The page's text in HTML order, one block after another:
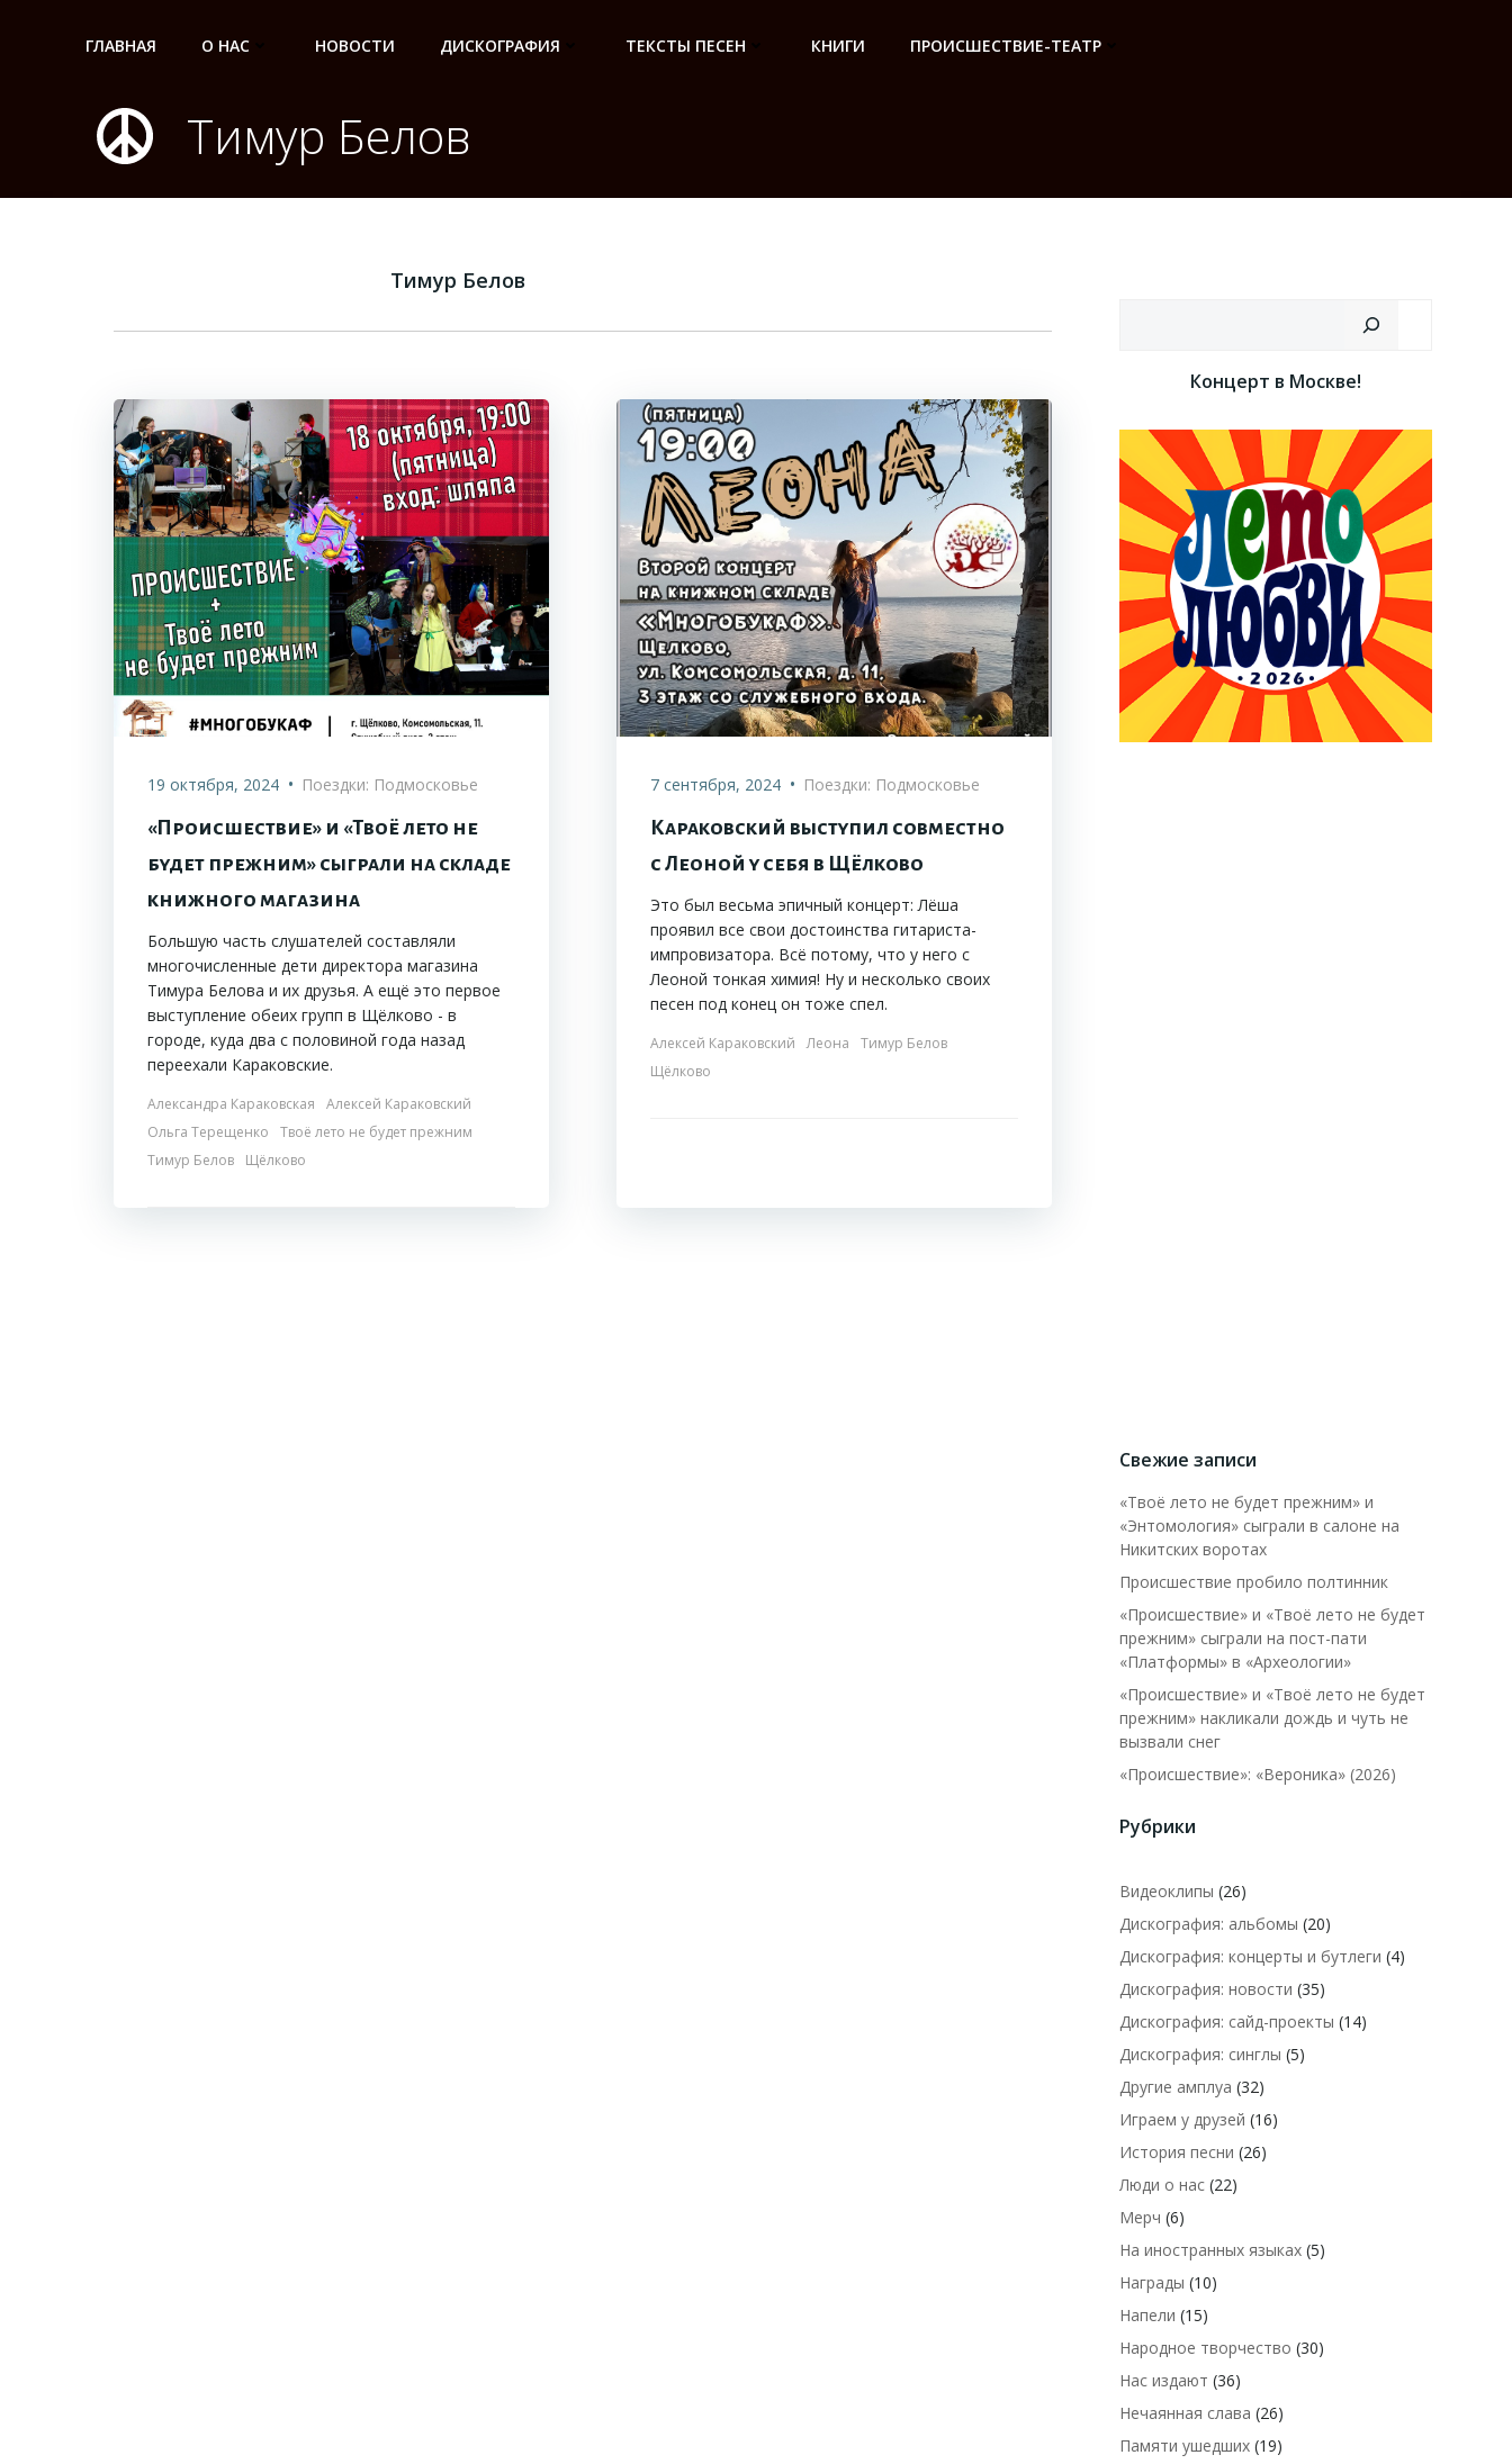
ГЛАВНАЯ О НАС НОВОСТИ ДИСКОГРАФИЯ ТЕКСТЫ ПЕСЕН КНИГИ ПРОИСШЕСТВИЕ-ТЕАТР
Тимур Белов
Тимур Белов
19 октября, 2024 • Поездки: Подмосковье
«Происшествие» и «Твоё лето не
будет прежним» сыграли на складе
книжного магазина
Большую часть слушателей составляли
многочисленные дети директора магазина
Тимура Белова и их друзья. А ещё это первое
выступление обеих групп в Щёлково - в
городе, куда два с половиной года назад
переехали Караковские.
Александра Караковская
Алексей Караковский
Ольга Терещенко
Твоё лето не будет прежним
Тимур Белов
Щёлково
7 сентября, 2024 • Поездки: Подмосковье
Караковский выступил совместно
с Леоной у себя в Щёлково
Это был весьма эпичный концерт: Лёша
проявил все свои достоинства гитариста-
импровизатора. Всё потому, что у него с
Леоной тонкая химия! Ну и несколько своих
песен под конец он тоже спел.
Алексей Караковский Леона
Тимур Белов
Щёлково
Концерт в Москве!
Свежие записи
«Твоё лето не будет прежним» и
«Энтомология» сыграли в салоне на
Никитских воротах
Происшествие пробило полтинник
«Происшествие» и «Твоё лето не будет
прежним» сыграли на пост-пати
«Платформы» в «Археологии»
«Происшествие» и «Твоё лето не будет
прежним» накликали дождь и чуть не
вызвали снег
«Происшествие»: «Вероника» (2026)
Рубрики
Видеоклипы (26)
Дискография: альбомы (20)
Дискография: концерты и бутлеги (4)
Дискография: новости (35)
Дискография: сайд-проекты (14)
Дискография: синглы (5)
Другие амплуа (32)
Играем у друзей (16)
История песни (26)
Люди о нас (22)
Мерч (6)
На иностранных языках (5)
Награды (10)
Напели (15)
Народное творчество (30)
Нас издают (36)
Нечаянная слава (26)
Памяти ушедших (19)